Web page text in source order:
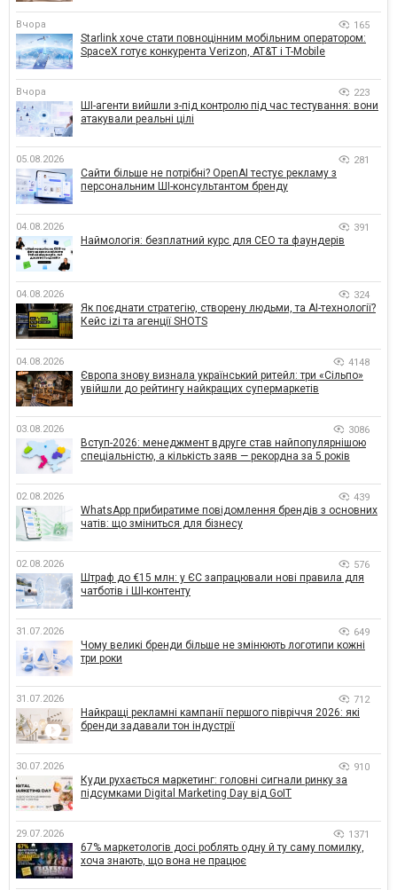
Вчора 165
Starlink хоче стати повноцінним мобільним оператором:
SpaceX готує конкурента Verizon, AT&T і T-Mobile
Вчора 223
ШІ-агенти вийшли з-під контролю під час тестування: вони
атакували реальні цілі
05.08.2026 281
Сайти більше не потрібні? OpenAI тестує рекламу з
персональним ШІ-консультантом бренду
04.08.2026 391
Наймологія: безплатний курс для CEO та фаундерів
04.08.2026 324
Як поєднати стратегію, створену людьми, та AI-технології?
Кейс izi та агенції SHOTS
04.08.2026 4148
Європа знову визнала український ритейл: три «Сільпо»
увійшли до рейтингу найкращих супермаркетів
03.08.2026 3086
Вступ-2026: менеджмент вдруге став найпопулярнішою
спеціальністю, а кількість заяв — рекордна за 5 років
02.08.2026 439
WhatsApp прибиратиме повідомлення брендів з основних
чатів: що зміниться для бізнесу
02.08.2026 576
Штраф до €15 млн: у ЄС запрацювали нові правила для
чатботів і ШІ-контенту
31.07.2026 649
Чому великі бренди більше не змінюють логотипи кожні
три роки
31.07.2026 712
Найкращі рекламні кампанії першого півріччя 2026: які
бренди задавали тон індустрії
30.07.2026 910
Куди рухається маркетинг: головні сигнали ринку за
підсумками Digital Marketing Day від GoIT
29.07.2026 1371
67% маркетологів досі роблять одну й ту саму помилку,
хоча знають, що вона не працює